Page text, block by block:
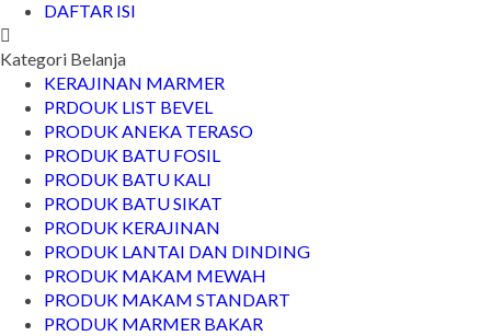
DAFTAR ISI
Kategori Belanja
KERAJINAN MARMER
PRDOUK LIST BEVEL
PRODUK ANEKA TERASO
PRODUK BATU FOSIL
PRODUK BATU KALI
PRODUK BATU SIKAT
PRODUK KERAJINAN
PRODUK LANTAI DAN DINDING
PRODUK MAKAM MEWAH
PRODUK MAKAM STANDART
PRODUK MARMER BAKAR